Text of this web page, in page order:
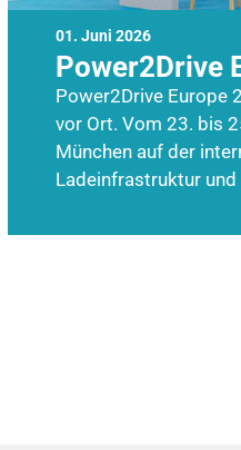
01. Juni 2026
Power2Drive
Power2Drive Europe
vor Ort. Vom 23. bis
München auf der
Ladeinfrastruktur